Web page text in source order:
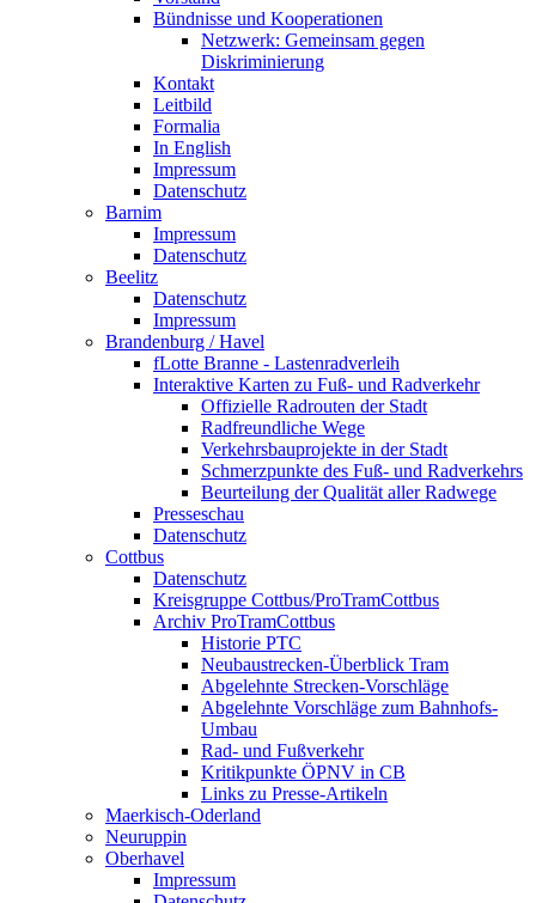
Bündnisse und Kooperationen
Netzwerk: Gemeinsam gegen
Diskriminierung
Kontakt
Leitbild
Formalia
In English
Impressum
Datenschutz
Barnim
Impressum
Datenschutz
Beelitz
Datenschutz
Impressum
Brandenburg / Havel
fLotte Branne - Lastenradverleih
Interaktive Karten zu Fuß- und Radverkehr
Offizielle Radrouten der Stadt
Radfreundliche Wege
Verkehrsbauprojekte in der Stadt
Schmerzpunkte des Fuß- und Radverkehrs
Beurteilung der Qualität aller Radwege
Presseschau
Datenschutz
Cottbus
Datenschutz
Kreisgruppe Cottbus/ProTramCottbus
Archiv ProTramCottbus
Historie PTC
Neubaustrecken-Überblick Tram
Abgelehnte Strecken-Vorschläge
Abgelehnte Vorschläge zum Bahnhofs-
Umbau
Rad- und Fußverkehr
Kritikpunkte ÖPNV in CB
Links zu Presse-Artikeln
Maerkisch-Oderland
Neuruppin
Oberhavel
Impressum